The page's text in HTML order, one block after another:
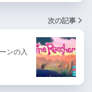
次の記事
ンの入